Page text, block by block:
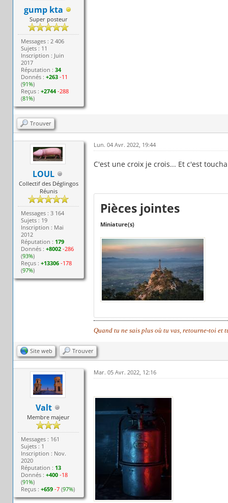
gump kta
Super posteur
Messages : 2 406
Sujets : 11
Inscription : Juin
2017
Réputation :34
Donnés :+263 -11
(91%)
Reçus :+2744 -288
(81%)
Trouver
LOUL
Collectif des Déglingos
Réunis
Messages : 3 164
Sujets : 19
Inscription : Mai
2012
Réputation : 179
Donnés :+8002 -286
(93%)
Reçus :+13306 -178
(97%)
Lun. 04 Avr. 2022, 19:44
C'est une croix je crois... Et c'est
Pièces jointes
Miniature(s)
Quand tu ne sais plus où tu vas, retourne-toi
Site web Trouver
Valt
Membre majeur
Messages : 161
Sujets : 1
Inscription : Nov.
2020
Réputation : 13
Donnés :+400 -18
(91%)
Reçus :+659 -7 (97%)
Mar. 05 Avr. 2022, 12:16